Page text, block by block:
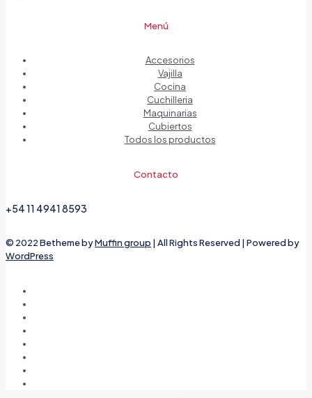
Menú
Accesorios
Vajilla
Cocina
Cuchilleria
Maquinarias
Cubiertos
Todos los productos
Contacto
+54 11 4941 8593
© 2022 Betheme byMuffin group | All Rights Reserved | Powered by
WordPress